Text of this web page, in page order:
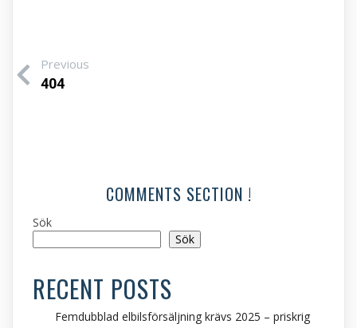
Previous
404
COMMENTS SECTION !
Sök
Sök
RECENT POSTS
Femdubblad elbilsförsäljning krävs 2025 – priskrig